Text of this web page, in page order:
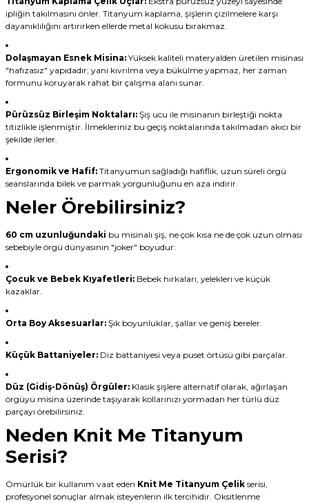
ipliğin takılmasını önler. Titanyum kaplama, şişlerin çizilmelere karşı
dayanıklılığını artırırken ellerde metal kokusu bırakmaz.
Dolaşmayan Esnek Misina:Yüksek kaliteli materyalden üretilen misinası
"hafızasız" yapıdadır; yani kıvrılma veya bükülme yapmaz, her zaman
formunu koruyarak rahat bir çalışma alanı sunar.
Pürüzsüz Birleşim Noktaları:Şiş ucu ile misinanın birleştiği nokta
titizlikle işlenmiştir. İlmekleriniz bu geçiş noktalarında takılmadan akıcı bir
şekilde ilerler.
Ergonomik ve Hafif:Titanyumun sağladığı hafiflik, uzun süreli örgü
seanslarında bilek ve parmak yorgunluğunu en aza indirir.
Neler Örebilirsiniz?
60 cm uzunluğundaki bu misinalı şiş, ne çok kısa ne de çok uzun olması
sebebiyle örgü dünyasının "joker" boyudur:
Çocuk ve Bebek Kıyafetleri:Bebek hırkaları, yelekleri ve küçük
kazaklar.
Orta Boy Aksesuarlar:Şık boyunluklar, şallar ve geniş bereler.
Küçük Battaniyeler:Diz battaniyesi veya puset örtüsü gibi parçalar.
Düz (Gidiş-Dönüş) Örgüler:Klasik şişlere alternatif olarak, ağırlaşan
örgüyü misina üzerinde taşıyarak kollarınızı yormadan her türlü düz
parçayı örebilirsiniz.
Neden Knit Me Titanyum
Serisi?
Ömürlük bir kullanım vaat eden Knit Me Titanyum Çelikserisi,
profesyonel sonuçlar almak isteyenlerin ilk tercihidir. Oksitlenme